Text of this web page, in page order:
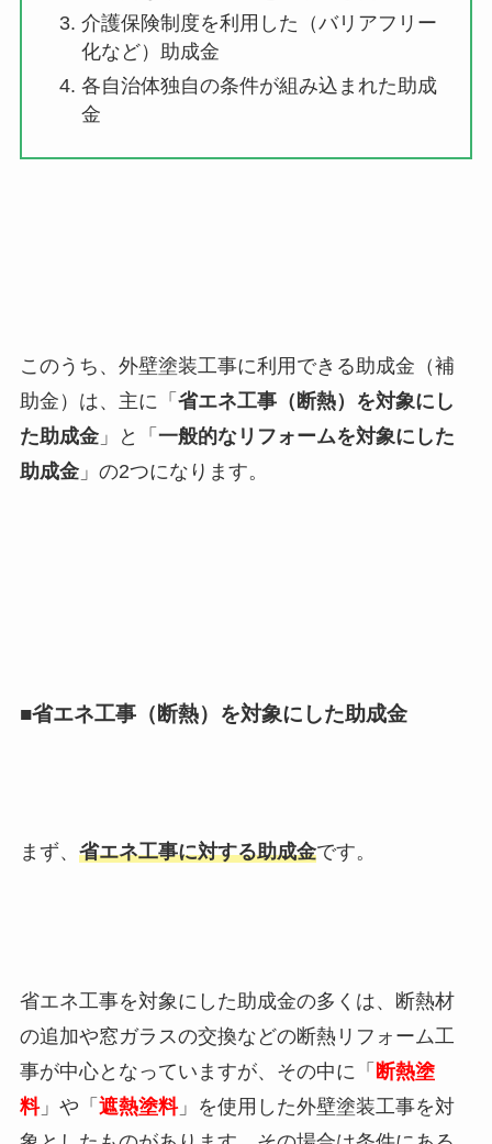
介護保険制度を利用した（バリアフリー
化など）助成金
各自治体独自の条件が組み込まれた助成
金
このうち、外壁塗装工事に利用できる助成金（補
助金）は、主に「 省エネ工事（断熱）を対象にし
た助成金」と「 一般的なリフォームを対象にした
助成金」の2つになります。
■省エネ工事（断熱）を対象にした助成金
まず、 省エネ工事に対する助成金です。
省エネ工事を対象にした助成金の多くは、断熱材
の追加や窓ガラスの交換などの断熱リフォーム工
事が中心となっていますが、その中に「 断熱塗
料」や「 遮熱塗料」を使用した外壁塗装工事を対